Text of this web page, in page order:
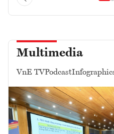
Multimedia
VnE TVPodcast